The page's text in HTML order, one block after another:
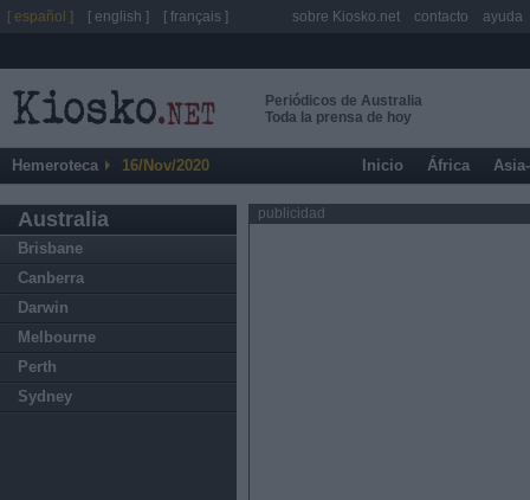
Periódicos de Australia
Toda la prensa de hoy
Hemeroteca 16/Nov/2020 Inicio África
Australia
Brisbane
Canberra
Darwin
Melbourne
Perth
Sydney
publicidad
[ español ] [ english ] [ français ] sobre Kiosko.net contacto ayuda